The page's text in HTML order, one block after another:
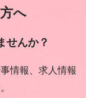
へ
せんか？
情報、求人情報